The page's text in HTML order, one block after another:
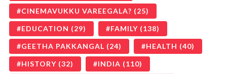
CINEMAVUKKU VAREEGALA? (25)
EDUCATION (29) FAMILY (138)
GEETHA PAKKANGAL (24) HEALTH (40)
HISTORY (32) INDIA (110)